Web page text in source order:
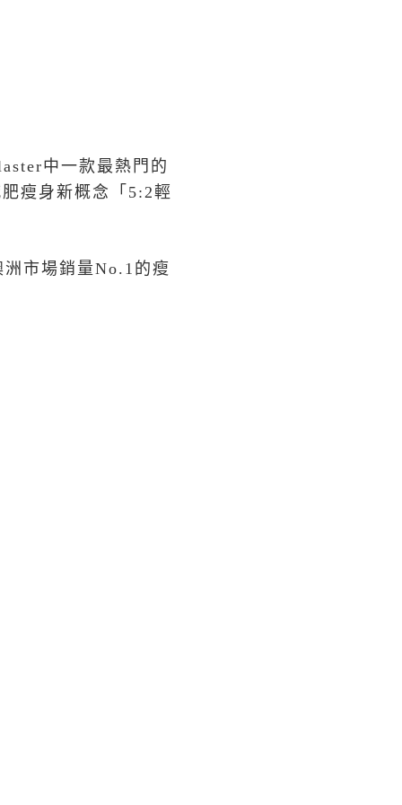
中一款最熱門的
瘦身新概念「 5:2輕
市場銷量No.1 的瘦